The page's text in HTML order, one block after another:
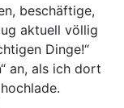
beschäftige,
aktuell völlig
Dinge!“
an, als ich dort